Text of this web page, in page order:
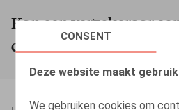
CONSENT
Deze website maakt
We gebruiken cookies om
Kan een verzekeraar
cao negeren